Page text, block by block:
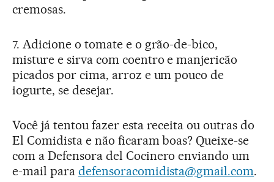
cremosas.
7. Adicione o tomate e o grão-de-bico,
misture e sirva com coentro e manjericão
picados por cima, arroz e um pouco de
iogurte, se desejar.
Você já tentou fazer esta receita ou outras do
El Comidista e não ficaram boas? Queixe-se
com a Defensora del Cocinero enviando um
e-mail para defensoracomidista@gmail.com.